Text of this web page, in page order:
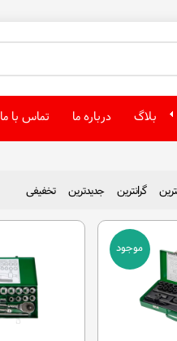
بلاگ درباره ما تماس با ما
گرانترین جدیدترین تخفیفی
موجود